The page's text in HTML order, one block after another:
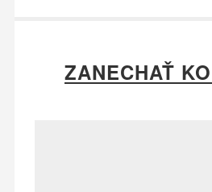
ZANECHAŤ